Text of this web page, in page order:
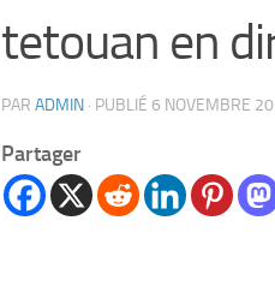
tetouan en
PAR ADMIN · PUBLIÉ 6 NOVEMBRE
Partager